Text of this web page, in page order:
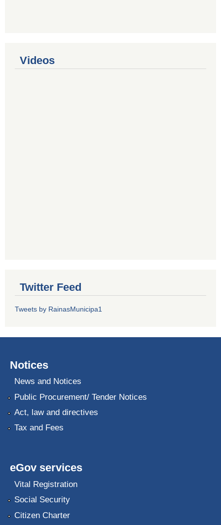
Videos
Twitter Feed
Tweets by RainasMunicipa1
Notices
News and Notices
Public Procurement/ Tender Notices
Act, law and directives
Tax and Fees
eGov services
Vital Registration
Social Security
Citizen Charter